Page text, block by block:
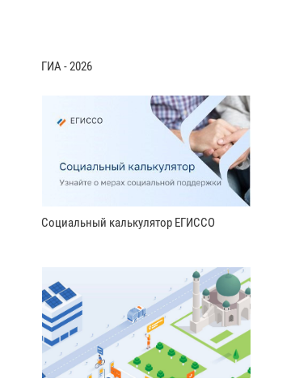
ГИА - 2026
Социальный калькулятор ЕГИССО